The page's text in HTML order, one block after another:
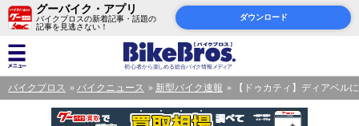
グーバイク・アプリ
バイクブロスの新着記事・話題の
記事を見逃さない！
ダウンロード
バイクブロス バイクニュース 新型バイク速報 【ドゥカティ】ディアベル